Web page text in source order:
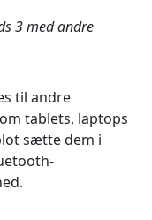
3 med andre
til andre
tablets, laptops
sætte dem i